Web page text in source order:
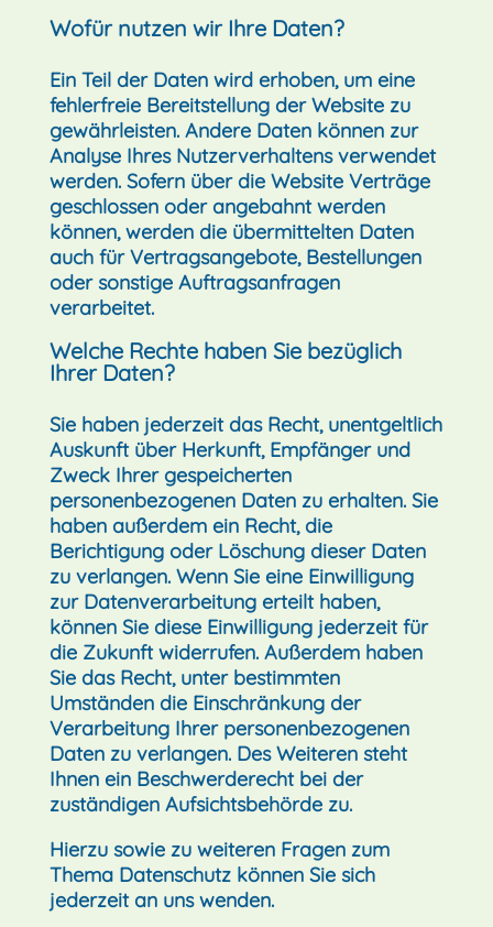
Wofür nutzen wir Ihre Daten?
Ein Teil der Daten wird erhoben, um eine
fehlerfreie Bereitstellung der Website zu
gewährleisten. Andere Daten können zur
Analyse Ihres Nutzerverhaltens verwendet
werden. Sofern über die Website Verträge
geschlossen oder angebahnt werden
können, werden die übermittelten Daten
auch für Vertragsangebote, Bestellungen
oder sonstige Auftragsanfragen
verarbeitet.
Welche Rechte haben Sie bezüglich
Ihrer Daten?
Sie haben jederzeit das Recht, unentgeltlich
Auskunft über Herkunft, Empfänger und
Zweck Ihrer gespeicherten
personenbezogenen Daten zu erhalten. Sie
haben außerdem ein Recht, die
Berichtigung oder Löschung dieser Daten
zu verlangen. Wenn Sie eine Einwilligung
zur Datenverarbeitung erteilt haben,
können Sie diese Einwilligung jederzeit für
die Zukunft widerrufen. Außerdem haben
Sie das Recht, unter bestimmten
Umständen die Einschränkung der
Verarbeitung Ihrer personenbezogenen
Daten zu verlangen. Des Weiteren steht
Ihnen ein Beschwerderecht bei der
zuständigen Aufsichtsbehörde zu.
Hierzu sowie zu weiteren Fragen zum
Thema Datenschutz können Sie sich
jederzeit an uns wenden.